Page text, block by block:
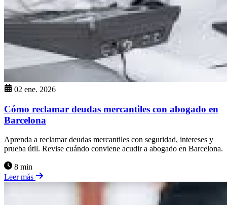
02 ene. 2026
Cómo reclamar deudas mercantiles con abogado en
Barcelona
Aprenda a reclamar deudas mercantiles con seguridad, intereses y
prueba útil. Revise cuándo conviene acudir a abogado en Barcelona.
8 min
Leer más